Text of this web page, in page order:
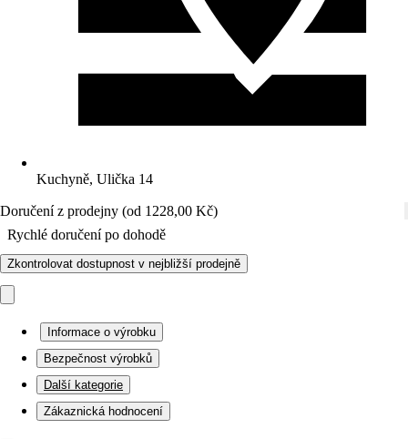
Kuchyně, Ulička 14
Doručení z prodejny (od 1228,00 Kč)
Rychlé doručení po dohodě
Zkontrolovat dostupnost v nejbližší prodejně
Informace o výrobku
Bezpečnost výrobků
Další kategorie
Zákaznická hodnocení